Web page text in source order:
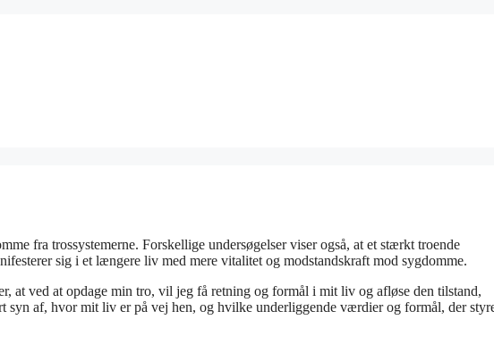
fra trossystemerne. Forskellige undersøgelser viser også, at et stærkt troende
sig i et længere liv med mere vitalitet og modstandskraft mod sygdomme.
at ved at opdage min tro, vil jeg få retning og formål i mit liv og afløse den tilstand,
syn af, hvor mit liv er på vej hen, og hvilke underliggende værdier og formål, der